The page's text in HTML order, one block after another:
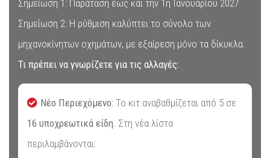
Σημείωση 1: Παράταση έως και την 1η Ιανουαρίου 2027
Σημείωση 2: Η ρύθμιση καλύπτει το σύνολο των
μηχανοκίνητων οχημάτων, με εξαίρεση μόνο τα δίκυκλα.
Τι πρέπει να γνωρίζετε για τις αλλαγές:
Νέο Περιεχόμενο: Το κιτ αναβαθμίζεται από 5 σε
16 υποχρεωτικά είδη. Στη νέα λίστα
περιλαμβάνονται: